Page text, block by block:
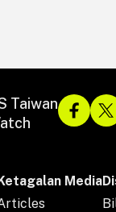
Taiwan
Media